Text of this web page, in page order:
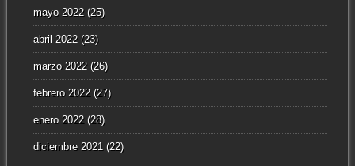
mayo 2022(25)
abril 2022(23)
marzo 2022(26)
febrero 2022(27)
enero 2022(28)
diciembre 2021 (22)